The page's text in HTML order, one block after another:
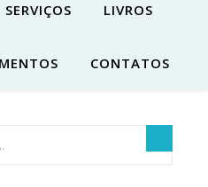
SERVIÇOS LIVROS
CONTATOS